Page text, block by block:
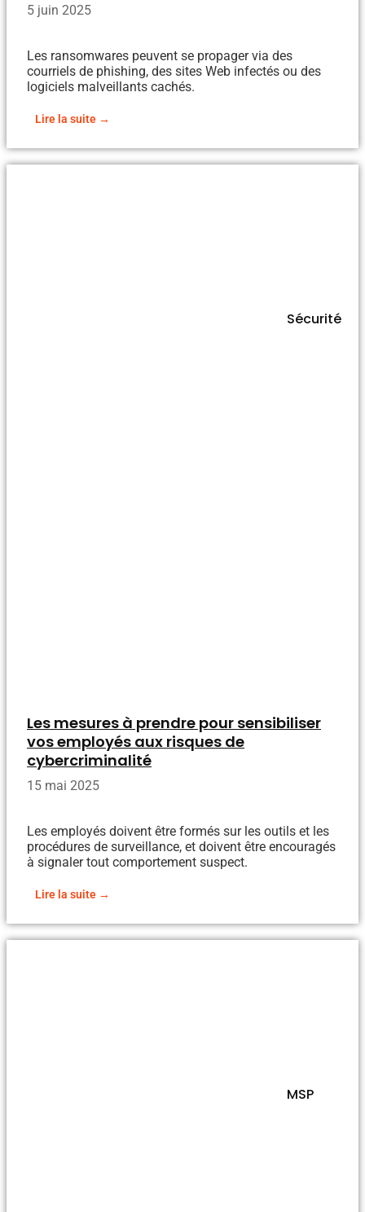
5 juin 2025
Les ransomwares peuvent se propager via des
courriels de phishing, des sites Web infectés ou des
logiciels malveillants cachés.
Lire la suite →
Sécurité
Les mesures à prendre pour sensibiliser
vos employés aux risques de
cybercriminalité
15 mai 2025
Les employés doivent être formés sur les outils et les
procédures de surveillance, et doivent être encouragés
à signaler tout comportement suspect.
Lire la suite →
MSP